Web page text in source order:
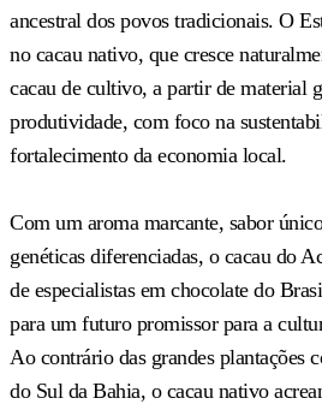
ancestral dos povos tradicionais. O
no cacau nativo, que cresce
cacau de cultivo, a partir de material
produtividade, com foco na
fortalecimento da economia local.
Com um aroma marcante, sabor
genéticas diferenciadas, o cacau do
de especialistas em chocolate do
para um futuro promissor para a
Ao contrário das grandes plantações
do Sul da Bahia, o cacau nativo